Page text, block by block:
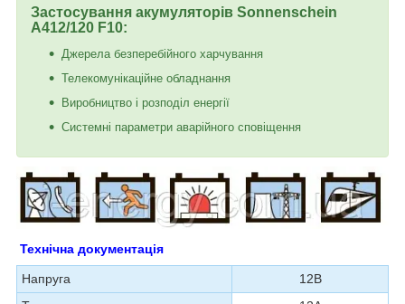
Застосування акумуляторів Sonnenschein
A412/120 F10:
Джерела безперебійного харчування
Телекомунікаційне обладнання
Виробництво і розподіл енергії
Системні параметри аварійного сповіщення
Технічна документація
Напруга
12В